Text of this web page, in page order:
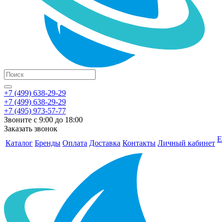
+7 (499) 638-29-29
+7 (499) 638-29-29
+7 (495) 973-57-77
Звоните с 9:00 до 18:00
Заказать звонок
Каталог Бренды Оплата Доставка Контакты Личный кабинет